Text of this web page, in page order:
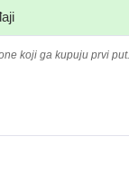
koji ga kupuju prvi put.